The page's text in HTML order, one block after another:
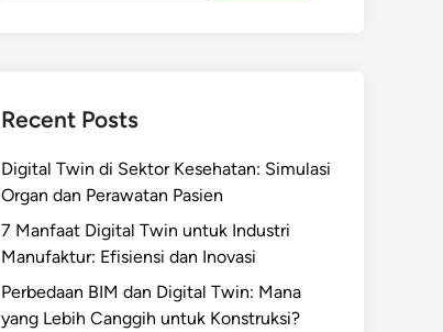
Recent Posts
Digital Twin di Sektor Kesehatan: Simulasi
Organ dan Perawatan Pasien
7 Manfaat Digital Twin untuk Industri
Manufaktur: Efisiensi dan Inovasi
Perbedaan BIM dan Digital Twin: Mana
yang Lebih Canggih untuk Konstruksi?